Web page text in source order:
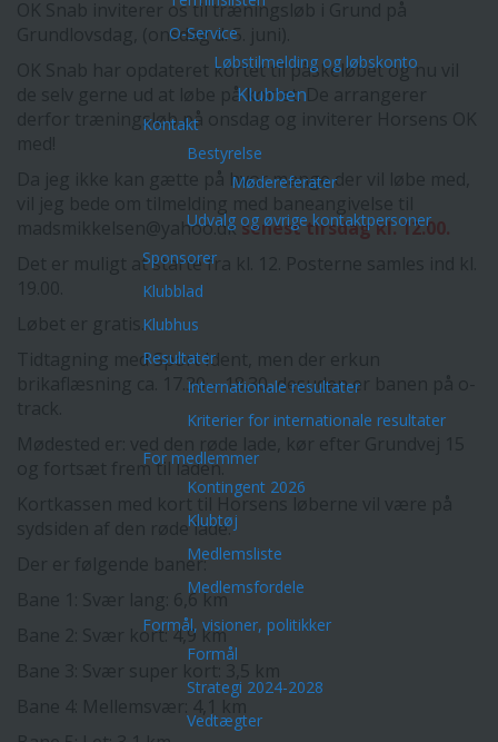
O-Service
Løbstilmelding og løbskonto
Klubben
Kontakt
Bestyrelse
Mødereferater
Udvalg og øvrige kontaktpersoner
Sponsorer
Klubblad
Klubhus
Resultater
Internationale resultater
Kriterier for internationale resultater
For medlemmer
Kontingent 2026
Klubtøj
Medlemsliste
Medlemsfordele
Formål, visioner, politikker
Formål
Strategi 2024-2028
Vedtægter
OK Snab inviterer os til træningsløb i Grund på
Grundlovsdag, (onsdag d. 5. juni).
OK Snab har opdateret kortet til påskeløbet og nu vil
de selv gerne ud at løbe på kortet. De arrangerer
derfor træningsløb på onsdag og inviterer Horsens OK
Da jeg ikke kan gætte på hvor mange der vil løbe med,
madsmikkelsen@yahoo.dk senest tirsdag kl. 12.00.
Det er muligt at starte fra kl. 12. Posterne samles ind kl.
Tidtagning med Sport Ident, men der erkun
brikaflæsning ca. 17.30 – 18.30, desuden er banen på o-
og fortsæt frem til laden.
Kortkassen med kort til Horsens løberne vil være på
sydsiden af den røde lade.
Der er følgende baner:
Bane 1: Svær lang: 6,6 km
Bane 2: Svær kort: 4,9 km